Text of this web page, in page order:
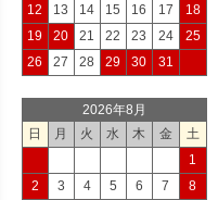
12
13 14 15 16 17
18
19
20 21 22 23 24
25
26
27 28 29 30 31
2026年8月
日
月 火 水 木 金
土
1
2
3 4 5 6 7
8